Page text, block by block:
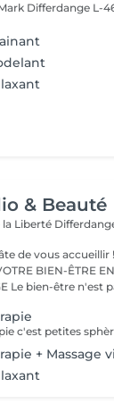
Differdange L-
& Beauté
la Liberté
! UN INSTITUT DE BEAUTÉ AU
BIEN-ÊTRE
DIFFERDANGE Le bien-être
+ Massage